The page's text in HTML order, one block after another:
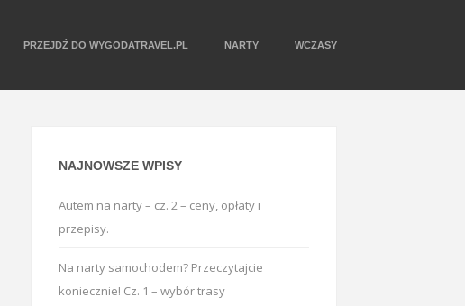
PRZEJDŹ DO WYGODATRAVEL.PL NARTY WCZASY
NAJNOWSZE WPISY
Autem na narty – cz. 2 – ceny, opłaty i
przepisy.
Na narty samochodem? Przeczytajcie
koniecznie! Cz. 1 – wybór trasy